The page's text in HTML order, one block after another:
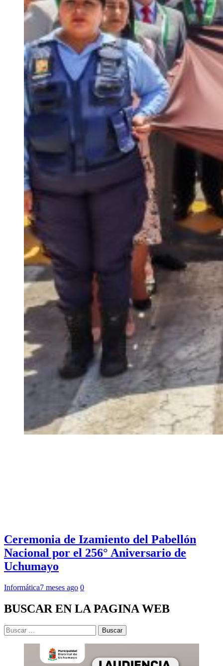
Ceremonia de Izamiento del Pabellón
Nacional por el 256° Aniversario de
Uchumayo
Informática7 meses ago 0
BUSCAR EN LA PAGINA WEB
Buscar: